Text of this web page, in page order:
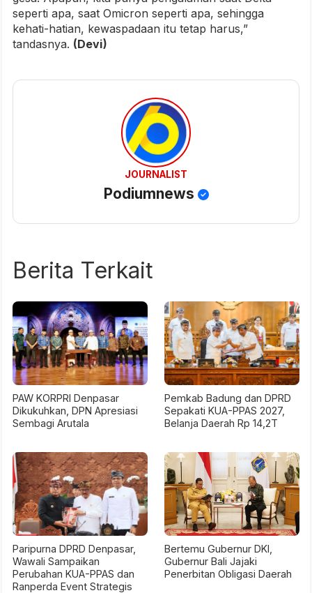
seperti apa, saat Omicron seperti apa, sehingga
kehati-hatian, kewaspadaan itu tetap harus,”
tandasnya. (Devi)
JOURNALIST
Podiumnews
Berita Terkait
PAW KORPRI Denpasar
Dikukuhkan, DPN Apresiasi
Sembagi Arutala
Pemkab Badung dan DPRD
Sepakati KUA-PPAS 2027,
Belanja Daerah Rp 14,2T
Paripurna DPRD Denpasar,
Wawali Sampaikan
Perubahan KUA-PPAS dan
Ranperda Event Strategis
Bertemu Gubernur DKI,
Gubernur Bali Jajaki
Penerbitan Obligasi Daerah